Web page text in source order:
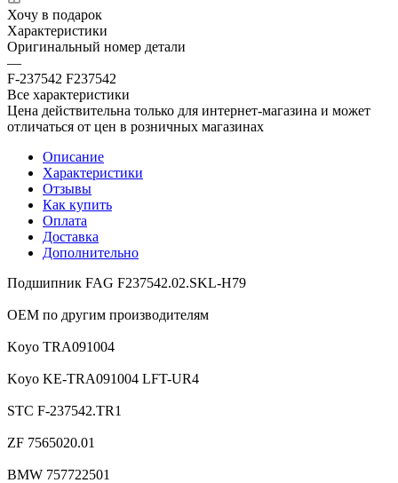
Хочу в подарок
Характеристики
Оригинальный номер детали
—
F-237542 F237542
Все характеристики
Цена действительна только для интернет-магазина и может
отличаться от цен в розничных магазинах
Описание
Характеристики
Отзывы
Как купить
Оплата
Доставка
Дополнительно
Подшипник FAG F237542.02.SKL-H79
ОЕМ по другим производителям
Koyo TRA091004
Koyo KE-TRA091004 LFT-UR4
STC F-237542.TR1
ZF 7565020.01
BMW 757722501